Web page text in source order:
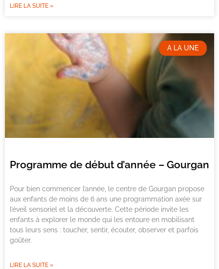
LIRE LA SUITE »
A LA UNE
Programme de début d’année – Gourgan
Pour bien commencer l’année, le centre de Gourgan propose
aux enfants de moins de 6 ans une programmation axée sur
l’éveil sensoriel et la découverte. Cette période invite les
enfants à explorer le monde qui les entoure en mobilisant
tous leurs sens : toucher, sentir, écouter, observer et parfois
goûter.
LIRE LA SUITE »